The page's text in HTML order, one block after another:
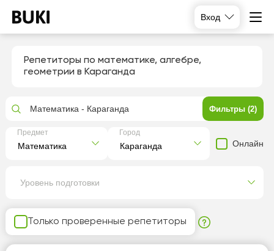
Вход
Репетиторы по математике, алгебре,
геометрии в Караганда
Только проверенные репетиторы
Математика - Караганда Фильтры (2)
Предмет Город
Онлайн
Уровень подготовки